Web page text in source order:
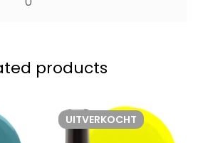
products
UITVERKOCHT